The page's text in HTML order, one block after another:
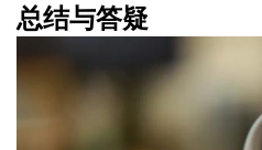
总结与答疑